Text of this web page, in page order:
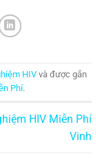
HIVvà được gắn
Phí.
HIV Miễn Phí
Vinh